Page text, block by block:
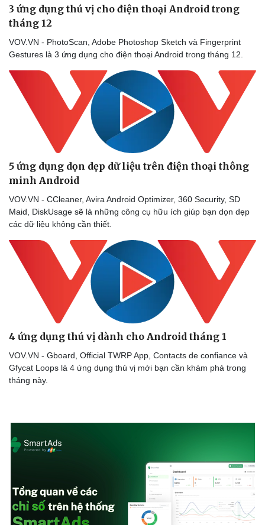
3 ứng dụng thú vị cho điện thoại Android trong
tháng 12
VOV.VN - PhotoScan, Adobe Photoshop Sketch và Fingerprint
Gestures là 3 ứng dụng cho điện thoại Android trong tháng 12.
5 ứng dụng dọn dẹp dữ liệu trên điện thoại thông
minh Android
VOV.VN - CCleaner, Avira Android Optimizer, 360 Security, SD
Maid, DiskUsage sẽ là những công cụ hữu ích giúp bạn dọn dẹp
các dữ liệu không cần thiết.
4 ứng dụng thú vị dành cho Android tháng 1
VOV.VN - Gboard, Official TWRP App, Contacts de confiance và
Gfycat Loops là 4 ứng dụng thú vị mới bạn cần khám phá trong
tháng này.